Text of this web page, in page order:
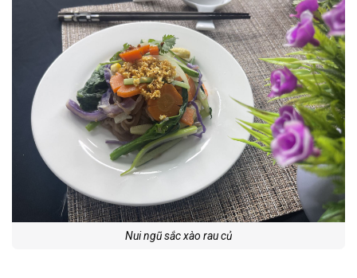
Nui ngũ sắc xào rau củ